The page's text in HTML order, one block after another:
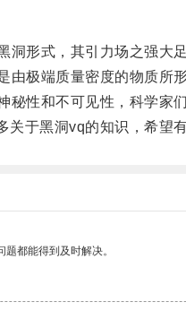
形式，其引力场之强大足
极端质量密度的物质所形
性和不可见性，科学家们
于黑洞vq的知识，希望有
都能得到及时解决。